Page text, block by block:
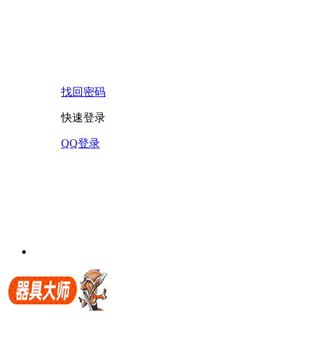
找回密码
快速登录
QQ登录